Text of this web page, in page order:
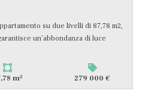
su due livelli di 87,78 m2,
un’abbondanza di luce
m2 279 000 €